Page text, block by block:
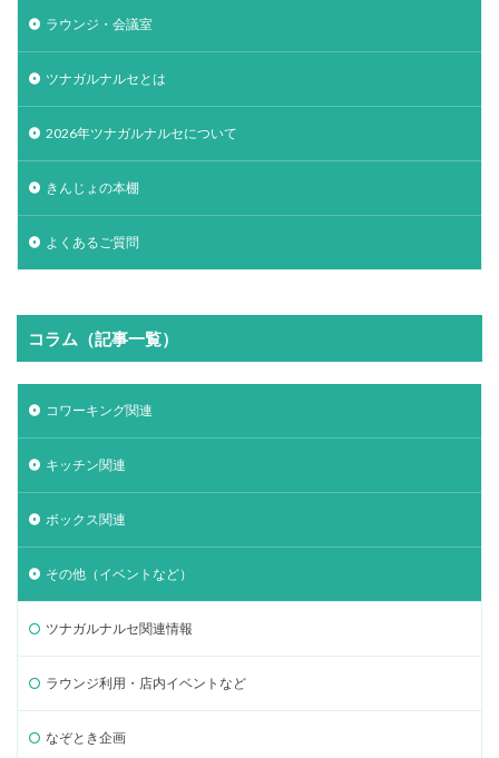
ラウンジ・会議室
ツナガルナルセとは
2026年ツナガルナルセについて
きんじょの本棚
よくあるご質問
コラム（記事一覧）
コワーキング関連
キッチン関連
ボックス関連
その他（イベントなど）
ツナガルナルセ関連情報
ラウンジ利用・店内イベントなど
なぞとき企画